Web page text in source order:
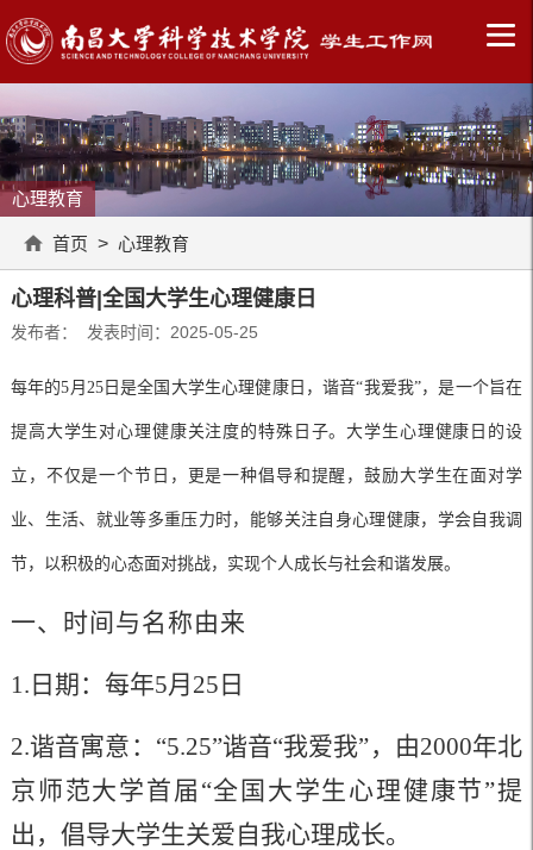
心理教育
首页 > 心理教育
心理科普|全国大学生心理健康日
发布者： 发表时间：2025-05-25
每年的5月25日是全国大学生心理健康日，谐音“我爱我”，是一个旨在
提高大学生对心理健康关注度的特殊日子。大学生心理健康日的设
立，不仅是一个节日，更是一种倡导和提醒，鼓励大学生在面对学
业、生活、就业等多重压力时，能够关注自身心理健康，学会自我调
节，以积极的心态面对挑战，实现个人成长与社会和谐发展。
一、时间与名称由来
1.日期：每年5月25日
2.谐音寓意：“5.25”谐音“我爱我”，由2000年北
京师范大学首届“全国大学生心理健康节”提
出，倡导大学生关爱自我心理成长。